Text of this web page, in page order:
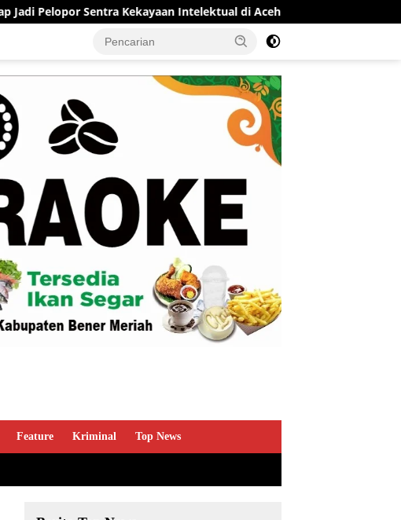
Kekayaan Intelektual di Aceh RSUD Munyang Kute
Feature Kriminal Top News